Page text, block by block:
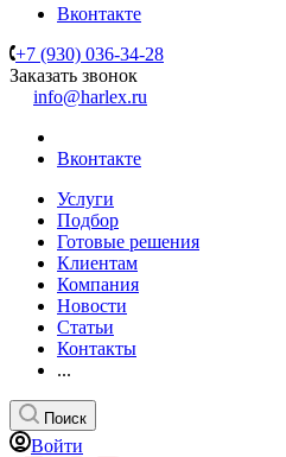
Вконтакте
+7 (930) 036-34-28
Заказать звонок
info@harlex.ru
Вконтакте
Услуги
Подбор
Готовые решения
Клиентам
Компания
Новости
Статьи
Контакты
...
Поиск
Войти